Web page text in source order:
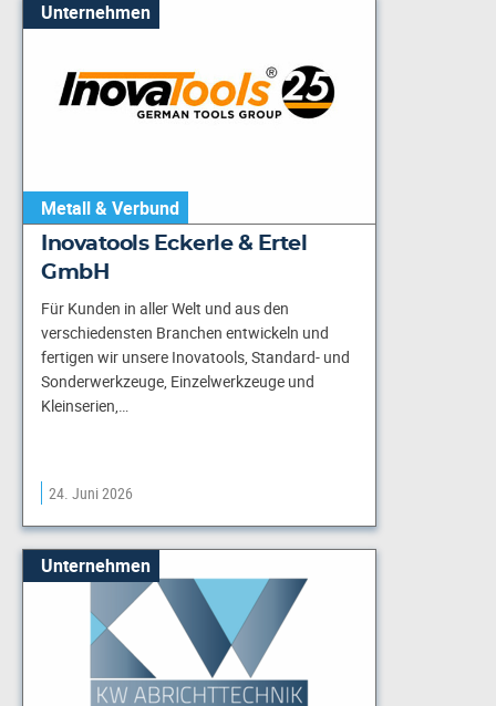
Unternehmen
Metall & Verbund
Inovatools Eckerle & Ertel
GmbH
Für Kunden in aller Welt und aus den
verschiedensten Branchen entwickeln und
fertigen wir unsere Inovatools, Standard- und
Sonderwerkzeuge, Einzelwerkzeuge und
Kleinserien,…
24. Juni 2026
Unternehmen